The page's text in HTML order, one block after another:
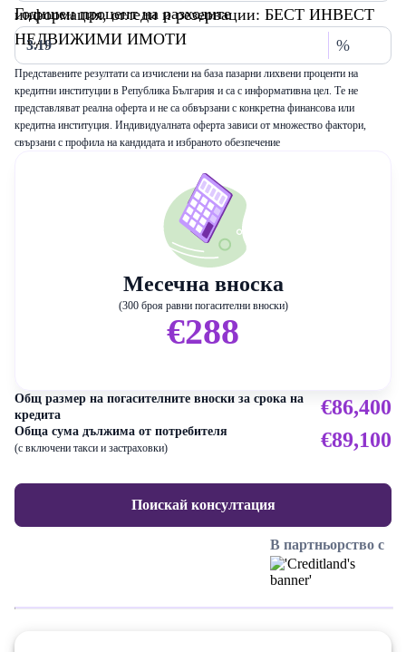
информация, огледи и резервации: БЕСТ ИНВЕСТ
НЕДВИЖИМИ ИМОТИ
Годишен процент на разходите
%
Представените резултати са изчислени на база пазарни лихвени проценти на
кредитни институции в Република България и са с информативна цел. Те не
представляват реална оферта и не са обвързани с конкретна финансова или
кредитна институция. Индивидуалната оферта зависи от множество фактори,
свързани с профила на кандидата и избраното обезпечение
Месечна вноска
(300 броя равни погасителни вноски)
€288
Общ размер на погасителните вноски за срока на
кредита
€86,400
Обща сума дължима от потребителя
(с включени такси и застраховки) €89,100
Поискай консултация
В партньорство с